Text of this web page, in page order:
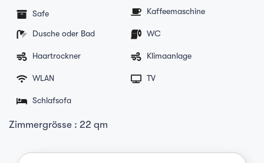
Safe Kaffeemaschine
Dusche oder Bad WC
Haartrockner Klimaanlage
WLAN TV
Schlafsofa
Zimmergrösse : 22 qm